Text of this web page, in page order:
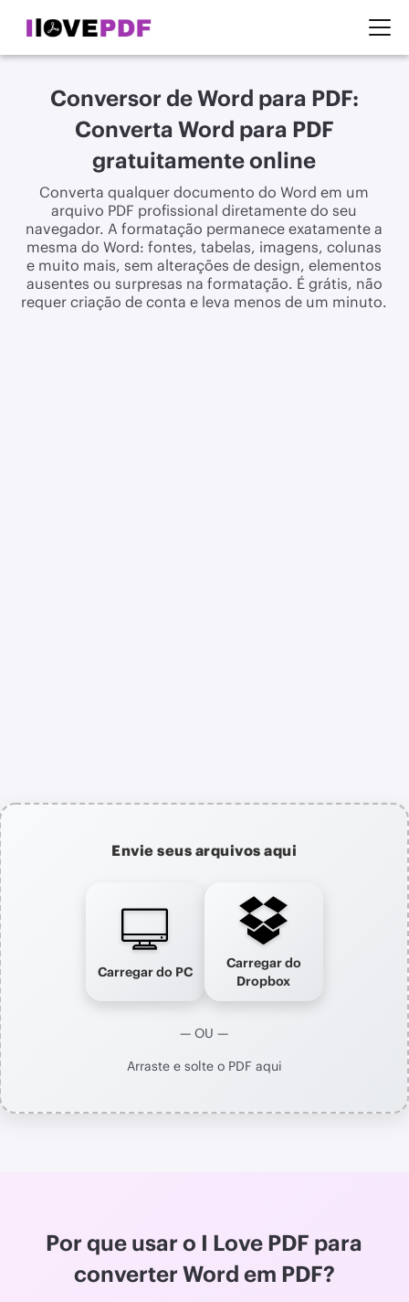
Conversor de Word para PDF:
Converta Word para PDF
gratuitamente online
Converta qualquer documento do Word em um
arquivo PDF profissional diretamente do seu
navegador. A formatação permanece exatamente a
mesma do Word: fontes, tabelas, imagens, colunas
e muito mais, sem alterações de design, elementos
ausentes ou surpresas na formatação. É grátis, não
requer criação de conta e leva menos de um minuto.
Envie seus arquivos aqui
Carregar do PC
Carregar do
Dropbox
— OU —
Arraste e solte o PDF aqui
Por que usar o I Love PDF para
converter Word em PDF?